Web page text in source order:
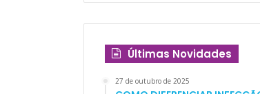
Últimas Novidades
27 de outubro de 2025